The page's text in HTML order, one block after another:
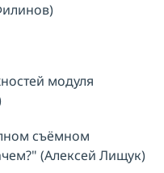
модуля
съёмном
(Алексей Лищук)